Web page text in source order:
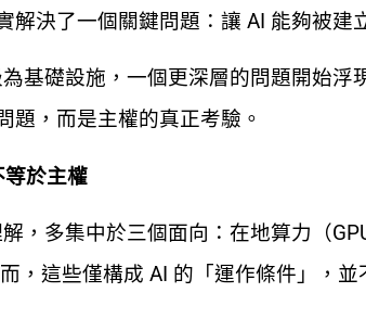
解決了一個關鍵問題：讓 AI 能夠被建
基礎設施，一個更深層的問題開始
題，而是主權的真正考驗。
於主權
，多集中於三個面向：在地算力（
，這些僅構成 AI 的「運作條件」，並